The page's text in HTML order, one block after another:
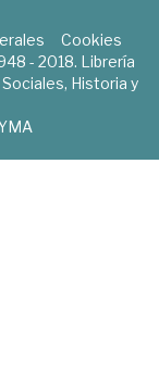
Cookies
- 2018. Librería
Historia y